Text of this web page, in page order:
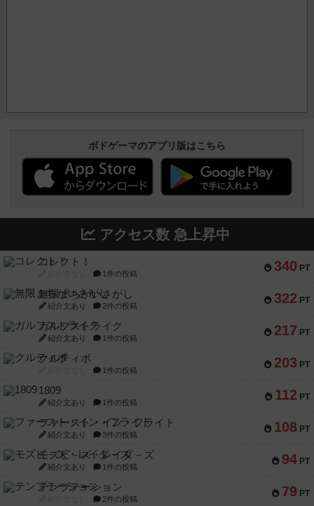
ボドゲーマのアプリ版はこちら
アクセス数 急上昇中
340 PT
コレクト！
1件の投稿
322 PT
無限まちがいさがし
紹介文あり 2件の投稿
217 PT
ガルフストライク
紹介文あり 1件の投稿
203 PT
クルティボ
1件の投稿
112 PT
1809
紹介文あり 1件の投稿
108 PT
ファースト・イン・フライト
紹介文あり 3件の投稿
94 PT
モズビ－ズ・レイダ－ズ
紹介文あり 1件の投稿
79 PT
テンプテーション
2件の投稿